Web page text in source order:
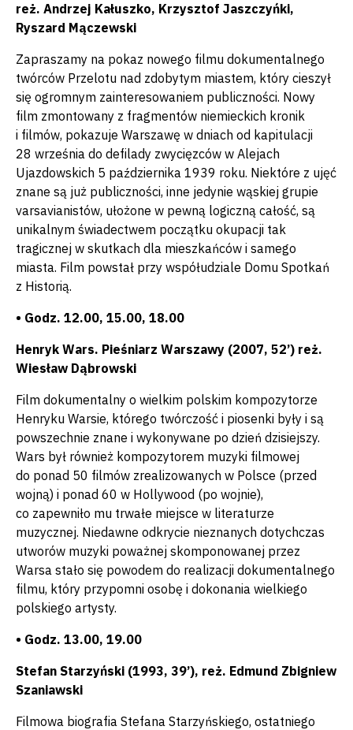
reż. Andrzej Kałuszko, Krzysztof Jaszczyńki,
Ryszard Mączewski
Zapraszamy na pokaz nowego filmu dokumentalnego
twórców Przelotu nad zdobytym miastem, który cieszył
się ogromnym zainteresowaniem publiczności. Nowy
film zmontowany z fragmentów niemieckich kronik
i filmów, pokazuje Warszawę w dniach od kapitulacji
28 września do defilady zwycięzców w Alejach
Ujazdowskich 5 października 1939 roku. Niektóre z ujęć
znane są już publiczności, inne jedynie wąskiej grupie
varsavianistów, ułożone w pewną logiczną całość, są
unikalnym świadectwem początku okupacji tak
tragicznej w skutkach dla mieszkańców i samego
miasta. Film powstał przy współudziale Domu Spotkań
z Historią.
• Godz. 12.00, 15.00, 18.00
Henryk Wars. Pieśniarz Warszawy (2007, 52’) reż.
Wiesław Dąbrowski
Film dokumentalny o wielkim polskim kompozytorze
Henryku Warsie, którego twórczość i piosenki były i są
powszechnie znane i wykonywane po dzień dzisiejszy.
Wars był również kompozytorem muzyki filmowej
do ponad 50 filmów zrealizowanych w Polsce (przed
wojną) i ponad 60 w Hollywood (po wojnie),
co zapewniło mu trwałe miejsce w literaturze
muzycznej. Niedawne odkrycie nieznanych dotychczas
utworów muzyki poważnej skomponowanej przez
Warsa stało się powodem do realizacji dokumentalnego
filmu, który przypomni osobę i dokonania wielkiego
polskiego artysty.
• Godz. 13.00, 19.00
Stefan Starzyński (1993, 39’), reż. Edmund Zbigniew
Szaniawski
Filmowa biografia Stefana Starzyńskiego, ostatniego